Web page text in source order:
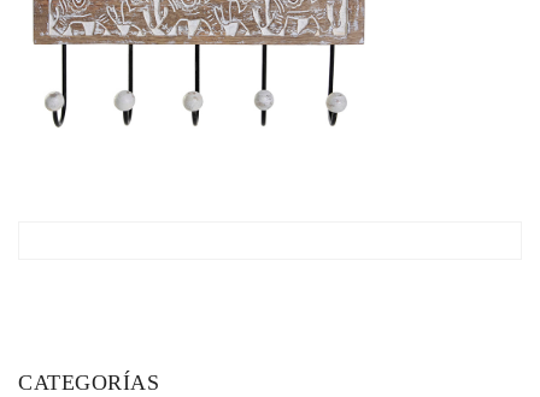
CATEGORÍAS